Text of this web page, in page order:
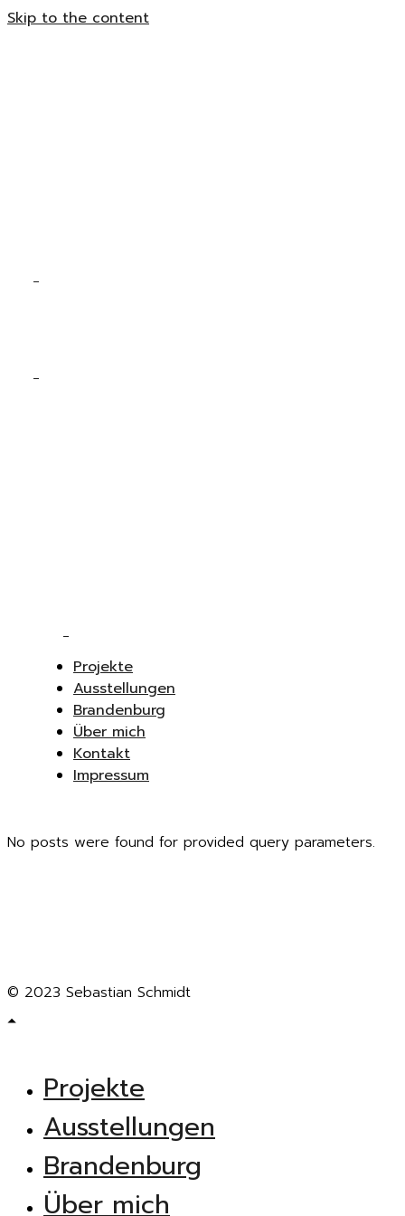
Skip to the content
Projekte
Ausstellungen
Brandenburg
Über mich
Kontakt
Impressum
No posts were found for provided query parameters.
© 2023 Sebastian Schmidt
Projekte
Ausstellungen
Brandenburg
Über mich